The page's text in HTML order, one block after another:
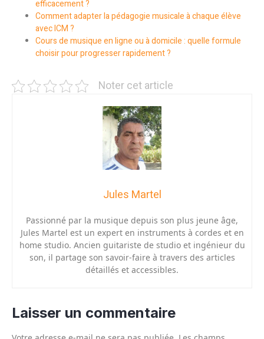
efficacement ?
Comment adapter la pédagogie musicale à chaque élève
avec ICM ?
Cours de musique en ligne ou à domicile : quelle formule
choisir pour progresser rapidement ?
Noter cet article
Jules Martel
Passionné par la musique depuis son plus jeune âge,
Jules Martel est un expert en instruments à cordes et en
home studio. Ancien guitariste de studio et ingénieur du
son, il partage son savoir-faire à travers des articles
détaillés et accessibles.
Laisser un commentaire